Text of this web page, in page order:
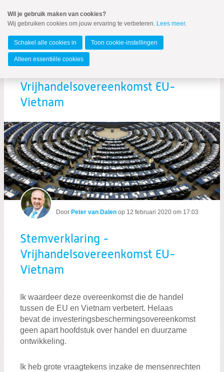
naar
Spring
de
inhoud
Spring
naar
hoofdmenu
MENU
Zoeken:
Zoeken
Vrijhandelsovereenkomst EU-
Vietnam
Door Peter van Dalen op 12 februari 2020 om 17:03
Stemverklaring -
Vrijhandelsovereenkomst EU-
Vietnam
Ik waardeer deze overeenkomst die de handel
tussen de EU en Vietnam verbetert. Helaas
bevat de investeringsbeschermingsovereenkomst
geen apart hoofdstuk over handel en duurzame
ontwikkeling.
Ik heb grote vraagtekens inzake de mensenrechten
Wil je gebruik maken van cookies?
Wij gebruiken cookies om jouw ervaring te verbeteren. Lees meer.
Schakel alle cookies in Toon cookie-instellingen
Alleen essentiële cookies